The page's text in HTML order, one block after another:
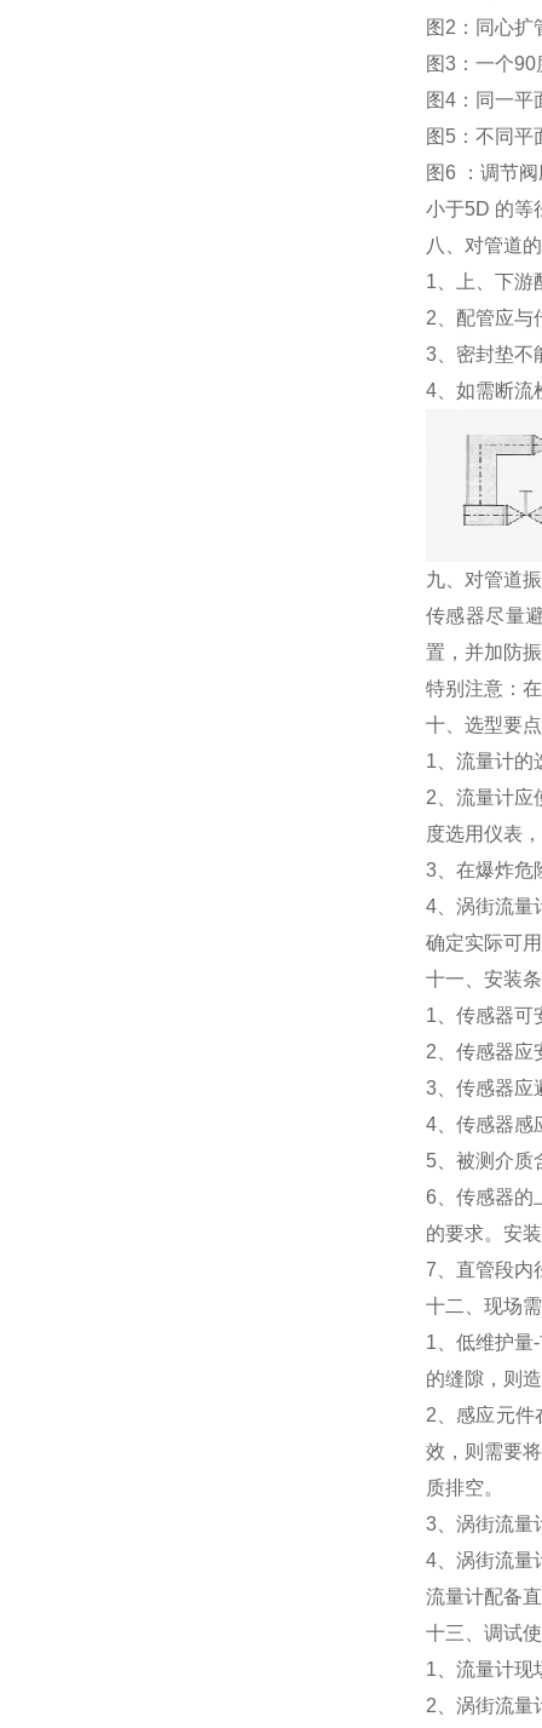
图2：同心扩
图3：一个
图4：同一
图5：不同
图6 ：调节
小于5D 的等
八、对管道
1、上、下游
2、配管应与
3、密封垫不
4、如需断流
九、对管道
传感器尽量
置，并加防
特别注意：
十、选型要
1、流量计的
2、流量计应
度选用仪表
3、在爆炸危
4、涡街流量
确定实际可
十一、安装
1、传感器可
2、传感器应
3、传感器应
4、传感器感
5、被测介质
6、传感器的
的要求。安
7、直管段内
十二、现场
1、低维护量
的缝隙，则
2、感应元
效，则需要
质排空。
3、涡街流量
4、涡街流量
流量计配备
十三、调试
1、流量计现
2、涡街流量